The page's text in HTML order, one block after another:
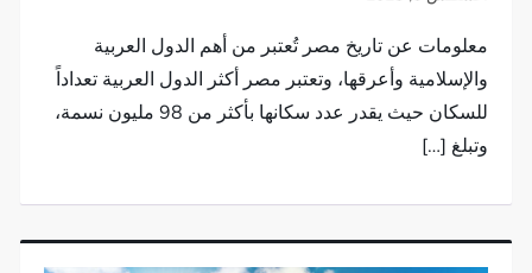
معلومات عن تاريخ مصر تُعتبر من أهم الدول العربية
والإسلامية وأعرقها، وتعتبر مصر أكثر الدول العربية تعداداً
للسكان حيث يقدر عدد سكانها بأكثر من 98 مليون نسمة،
وتبلغ […]